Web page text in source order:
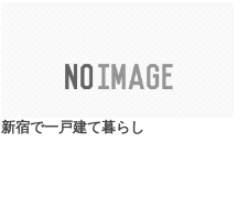
新宿で一戸建て暮らし